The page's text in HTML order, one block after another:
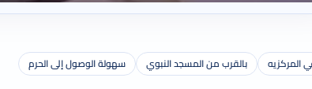
المركزيه بالقرب من المسجد النبوي سهولة الوصول إلى الحرم